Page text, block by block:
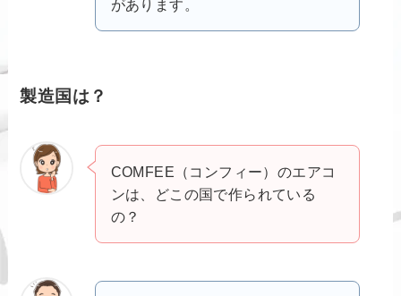
があります。
製造国は？
COMFEE（コンフィー）のエアコ
ンは、どこの国で作られている
の？